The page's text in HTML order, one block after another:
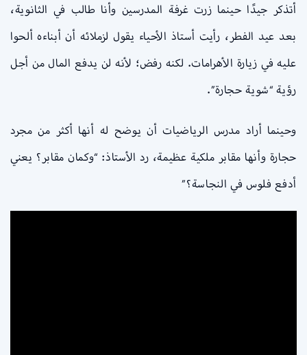
أتذكر جيدًا حينما زرت غرفة المدرسين وأنا طالب في الثانوية،
بعد عيد الفطر، رأيت أستاذ الأحياء يقول لزملائه أن أبناءه ألحوا
عليه في زيارة الأهرامات. لكنه رفض؛ لأنه لن يدفع المال من أجل
رؤية “شوية حجارة”.
وحينما أراد مدرس الرياضيات أن يوضح له أنها أكثر من مجرد
حجارة وأنها مقابر ملكية عظيمة، رد الأستاذ: “وكمان مقابر؟ يعني
أدفع فلوس في النجاسة؟”